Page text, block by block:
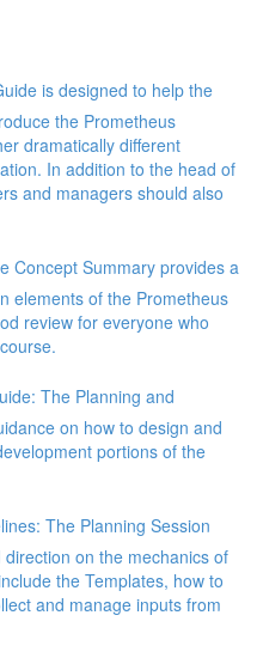
is designed to help the
the Prometheus
dramatically different
In addition to the head of
and managers should also
Concept Summary provides a
elements of the Prometheus
review for everyone who
The Planning and
on how to design and
portions of the
The Planning Session
on the mechanics of
the Templates, how to
and manage inputs from